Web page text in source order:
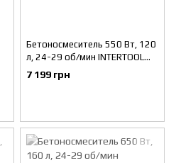
Бетоносмеситель 550 Вт, 120
л, 24-29 об/мин INTERTOOL
DT-9120
7 199 грн